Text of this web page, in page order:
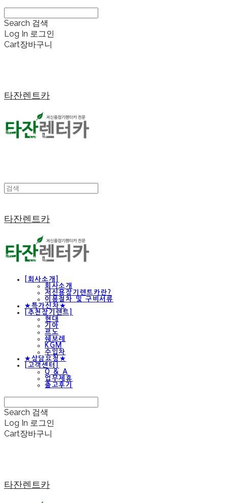
Search 검색
Log In 로그인
Cart장바구니
타잔렌트카
타잔렌트카
[회사소개]
회사소개
저신용장기렌트카란?
이용절차 및 구비서류
★특가신차★
[추천장기렌트]
현대
기아
르노
쉐보레
KGM
수입차
★상담요청★
[고객센터]
Q & A
업무제휴
출고후기
Search 검색
Log In 로그인
Cart장바구니
타잔렌트카